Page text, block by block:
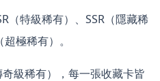
（特級稀有）、SSR（隱藏稀
極稀有）。
級稀有），每一張收藏卡皆